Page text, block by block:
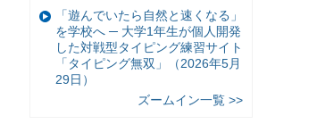
「遊んでいたら自然と速くなる」
を学校へ ─ 大学1年生が個人開発
した対戦型タイピング練習サイト
「タイピング無双」（2026年5月
29日）
ズームイン一覧 >>